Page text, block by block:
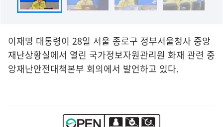
이재명 대통령이 28일 서울 종로구 정부서울청사 중앙
재난상황실에서 열린 국가정보자원관리원 화재 관련 중
앙재난안전대책본부 회의에서 발언하고 있다.